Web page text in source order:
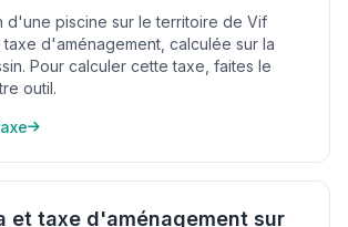
d'une piscine sur le territoire de Vif
d'aménagement, calculée sur la
Pour calculer cette taxe, faites le
outil.
et taxe d'aménagement sur